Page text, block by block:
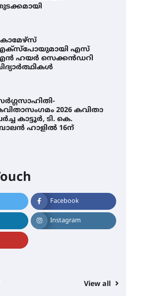
എസ്
ഹയർ സെക്കൻഡറി
2026 കവിതാ
കാട്ടൂർ, ടി. കെ.
ഹാളിൽ 16ന്
Facebook
Instagram
View all